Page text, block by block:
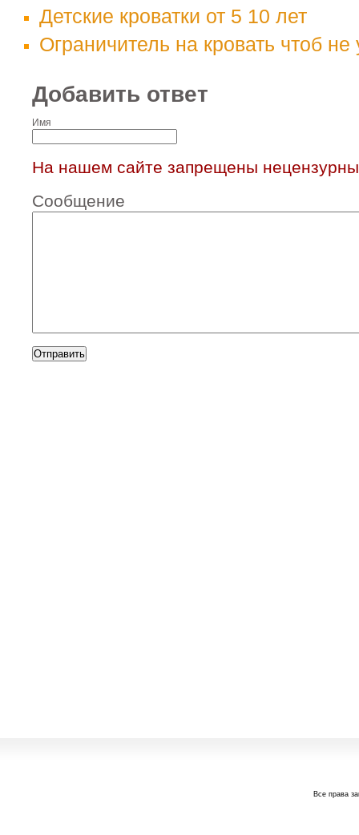
Детские кроватки от 5 10 лет
Ограничитель на кровать чтоб не
Добавить ответ
Имя
На нашем сайте запрещены
Сообщение
Все права